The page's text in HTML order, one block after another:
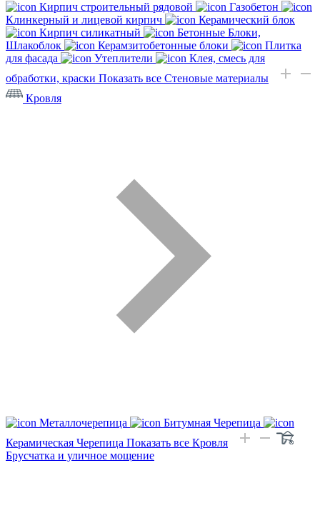
Кирпич строительный рядовой
Газобетон
Клинкерный и лицевой кирпич
Керамический блок
Кирпич силикатный
Бетонные Блоки,
Шлакоблок
Керамзитобетонные блоки
Плитка
для фасада
Утеплители
Клея, смесь для
обработки, краски Показать все Стеновые материалы
Кровля
Металлочерепица
Битумная Черепица
Керамическая Черепица Показать все Кровля
Брусчатка и уличное мощение